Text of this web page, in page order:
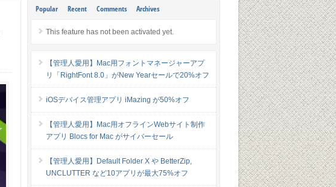
Popular Recent Comments Archives
This feature has not been activated yet.
【管理人愛用】Mac用フォントマネージャーアプ
リ「RightFont 8.0」がNew Yearセールで20%オフ
iOSデバイス管理アプリ iMazing が50%オフ
【管理人愛用】Mac用オフラインWebサイト制作
アプリ Blocs for Mac がサイバーセール
【管理人愛用】Default Folder X や BetterZip,
UNCLUTTER など10アプリが最大75%オフ